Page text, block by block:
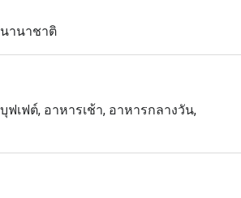
ลัดสด และแอนติพาสติ  ด้วยการ
านาชาติ
ฟเฟต์, อาหารเช้า, อาหารกลางวัน,